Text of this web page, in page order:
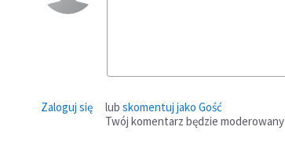
Zaloguj się lub skomentuj jako Gość
Twój komentarz będzie moderowany